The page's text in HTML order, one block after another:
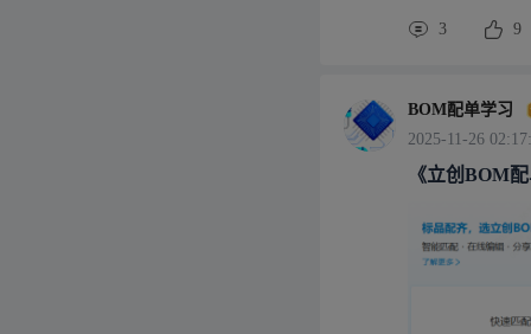
3 9
BOM配单学习
2025-11-26
《立创BOM